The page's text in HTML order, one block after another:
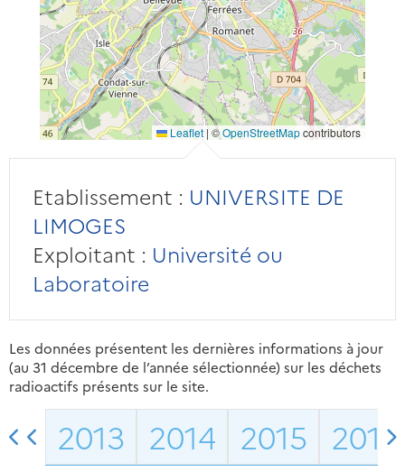
Leaflet | ©OpenStreetMapcontributors
Etablissement : UNIVERSITE DE
LIMOGES
Exploitant : Université ou
Laboratoire
Les données présentent les dernières informations à jour
(au 31 décembre de l’année sélectionnée) sur les déchets
radioactifs présents sur le site.
2013 2014 2015 2016